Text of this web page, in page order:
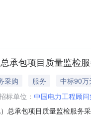
承包项目质量监检
采购 服务
中标90万
标单位： 中国电力工程顾
总承包项目质量监检服务